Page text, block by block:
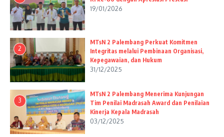
19/01/2026
2
MTsN 2 Palembang Perkuat Komitmen
Integritas melalui Pembinaan Organisasi,
Kepegawaian, dan Hukum
31/12/2025
3
MTsN 2 Palembang Menerima Kunjungan
Tim Penilai Madrasah Award dan Penilaian
Kinerja Kepala Madrasah
03/12/2025